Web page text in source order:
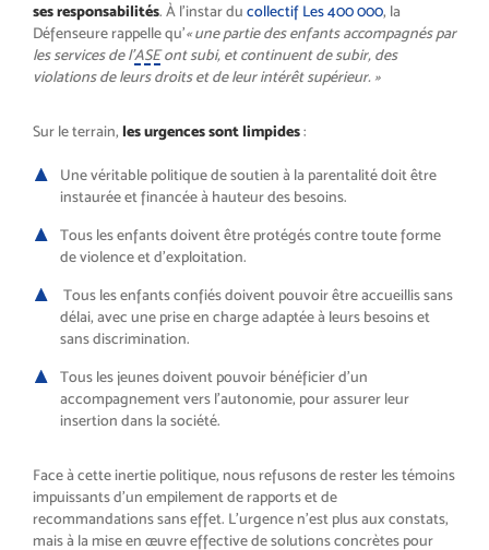
ses responsabilités. À l’instar du collectif Les 400 000, la
Défenseure rappelle qu’« une partie des enfants accompagnés par
les services de l’ASEont subi, et continuent de subir, des
violations de leurs droits et de leur intérêt supérieur. »
Sur le terrain, les urgences sont limpides:
Une véritable politique de soutien à la parentalité doit être
instaurée et financée à hauteur des besoins.
Tous les enfants doivent être protégés contre toute forme
de violence et d’exploitation.
Tous les enfants confiés doivent pouvoir être accueillis sans
délai, avec une prise en charge adaptée à leurs besoins et
sans discrimination.
Tous les jeunes doivent pouvoir bénéficier d’un
accompagnement vers l’autonomie, pour assurer leur
insertion dans la société.
Face à cette inertie politique, nous refusons de rester les témoins
impuissants d’un empilement de rapports et de
recommandations sans effet. L’urgence n’est plus aux constats,
mais à la mise en œuvre effective de solutions concrètes pour